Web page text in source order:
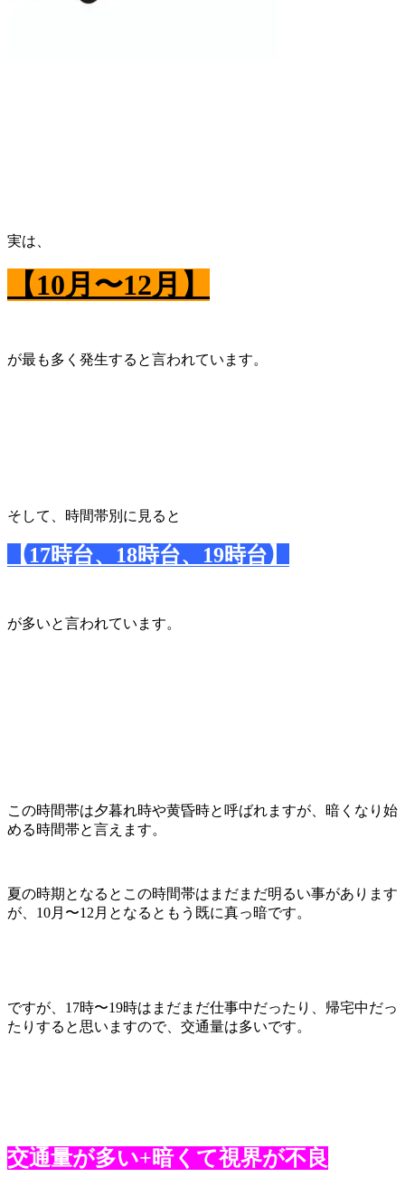
実は、
【10月〜12月】
が最も多く発生すると言われています。
そして、時間帯別に見ると
【17時台、 18時台、 19時台】
が多いと言われています。
この時間帯は夕暮れ時や黄昏時と呼ばれますが、暗くなり始
める時間帯と言えます。
夏の時期となるとこの時間帯はまだまだ明るい事があります
が、 10月〜12 月となるともう既に真っ暗です。
ですが、 17時〜19時はまだまだ仕事中だったり、帰宅中だっ
たりすると思いますので、交通量は多いです。
交通量が多い+暗くて視界が不良